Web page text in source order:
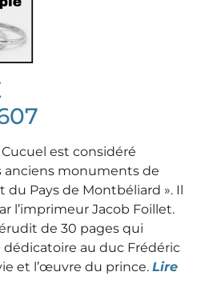
est considéré
anciens monuments de
du Pays de Montbéliard ». Il
l’imprimeur Jacob Foillet.
de 30 pages qui
au duc Frédéric
et l’œuvre du prince. Lire